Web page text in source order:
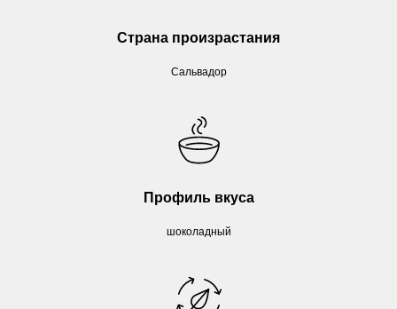
Страна произрастания
Сальвадор
Профиль вкуса
шоколадный